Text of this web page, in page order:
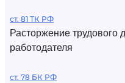
ст. 81 ТК РФ
Расторжение трудового
работодателя
ст. 78 БК РФ